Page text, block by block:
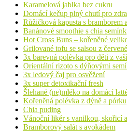
Karamelová jablka bez cukru
Domácí kečup plný chutí pro
Růžičková kapusta s bramborem
Banánové smoothie s chia
Hot Cross Buns – kořeněné
Grilované tofu se salsou z
3x barevná polévka pro děti z
Orientální rizoto s dýňovými
3x ledový čaj pro osvěžení
3x super detoxikační fresh
Šlehané (ne)mléko na domácí
Kořeněná polévka z dýně a pórku
Chia puding
Vánoční likér s vanilkou, skořicí
Bramborový salát s avokádem